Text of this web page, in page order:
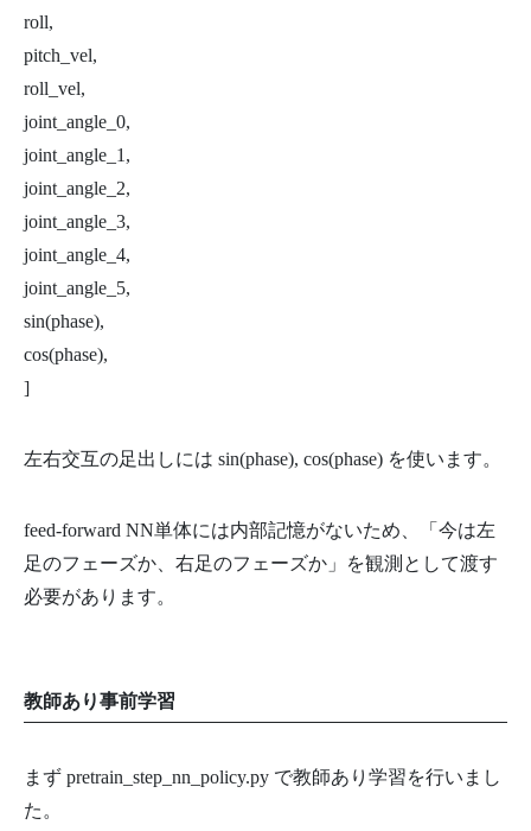
roll,
pitch_vel,
roll_vel,
joint_angle_0,
joint_angle_1,
joint_angle_2,
joint_angle_3,
joint_angle_4,
joint_angle_5,
sin(phase),
cos(phase),
]
左右交互の足出しには sin(phase), cos(phase) を使います。
feed-forward NN単体には内部記憶がないため、「今は左
足のフェーズか、右足のフェーズか」を観測として渡す
必要があります。
教師あり事前学習
まず pretrain_step_nn_policy.py で教師あり学習を行いまし
た。